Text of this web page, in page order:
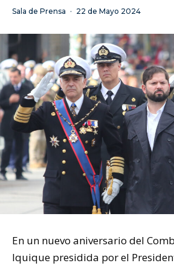
Sala de Prensa · 22 de Mayo 2024
En un nuevo aniversario del
Iquique presidida por el